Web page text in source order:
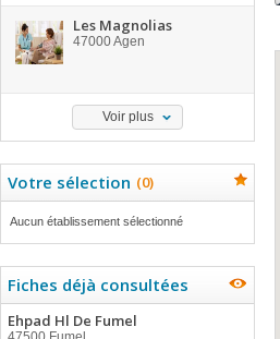
Les Magnolias
47000Agen
Voir plus
Votre sélection (0)
Aucun établissement sélectionné
Fiches déjà consultées
Ehpad Hl De Fumel